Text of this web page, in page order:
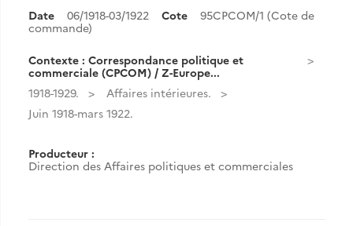
Date 06/1918-03/1922 Cote
95CPCOM/1 (Cote de
commande)
Contexte : Correspondance politique et
commerciale (CPCOM) / Z-Europe...
1918-1929.
Affaires intérieures.
Juin 1918-mars 1922.
Producteur :
Direction des Affaires politiques et commerciales